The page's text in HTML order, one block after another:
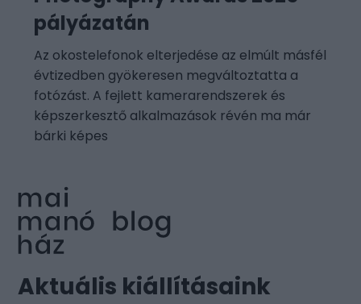
pályázatán
Az okostelefonok elterjedése az elmúlt másfél
évtizedben gyökeresen megváltoztatta a
fotózást. A fejlett kamerarendszerek és
képszerkesztő alkalmazások révén ma már
bárki képes
Aktuális kiállításaink